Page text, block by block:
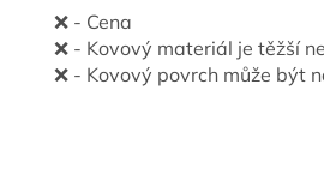
❌ - Cena
❌ - Kovový materiál je těžší
❌ - Kovový povrch může být